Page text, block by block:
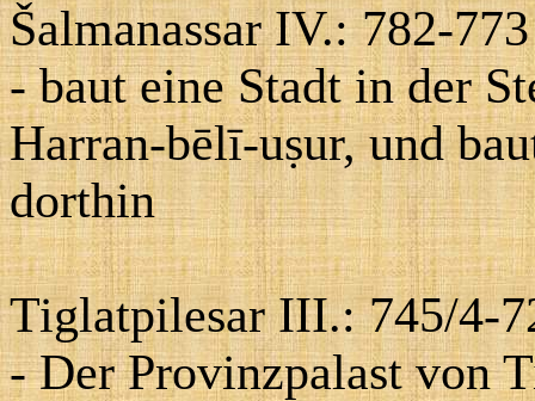
Šalmanassar IV.: 782-773
- baut eine Stadt in der
Harran-bēlī-uṣur, und
dorthin
Tiglatpilesar III.: 745/4-
- Der Provinzpalast von